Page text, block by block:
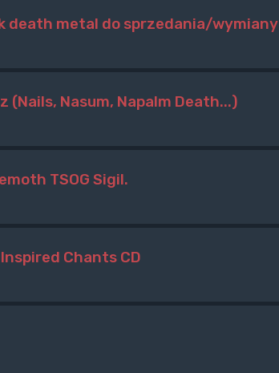
death metal do sprzedania/wymiany
(Nails, Nasum, Napalm Death...)
TSOG Sigil.
Chants CD